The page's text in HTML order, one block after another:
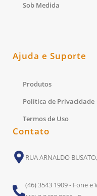
Sob Medida
Ajuda e Suporte
Produtos
Política de Privacidade
Termos de Uso
Contato
RUA ARNALDO
(46) 3543 1909 - Fone e